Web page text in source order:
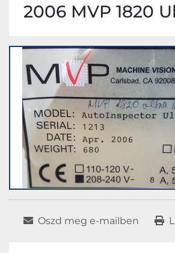
2006 MVP 1820
Oszd meg e-mailben